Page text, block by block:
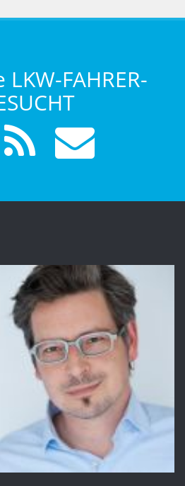
LKW-FAHRER-